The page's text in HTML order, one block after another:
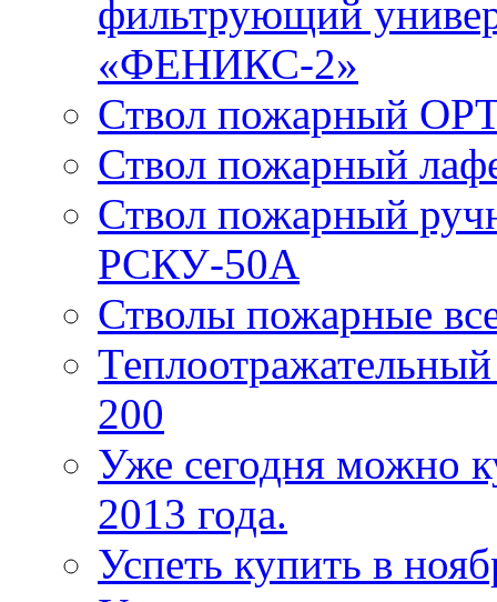
фильтрующий
«ФЕНИКС-2»
Ствол пожарный
Ствол пожарный
Ствол пожарный
РСКУ-50А
Стволы пожарные
200
Уже сегодня можно
2013 года.
Успеть купить в